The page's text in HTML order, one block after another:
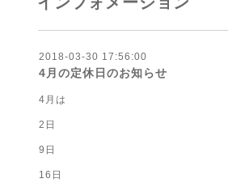
2018-03-30 17:56:00
4月の定休日のお知らせ
4月は
2日
9日
16日